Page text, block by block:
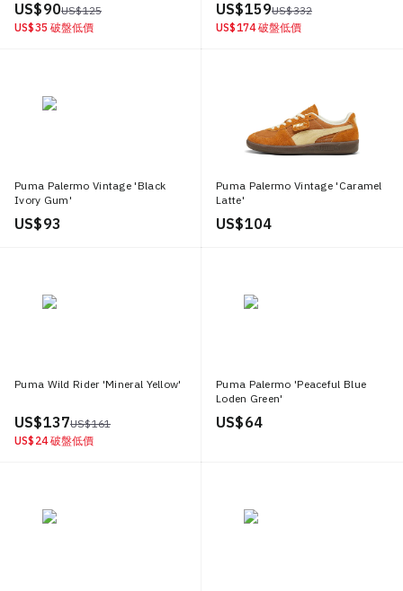
US$ 90US$ 125
US$ 35 破盤低價
US$ 159US$ 332
US$ 174 破盤低價
Puma Palermo Vintage 'Black
Ivory Gum'
US$ 93
Puma Palermo Vintage 'Caramel
Latte'
US$ 104
Puma Wild Rider 'Mineral Yellow'
US$ 137US$ 161
US$ 24 破盤低價
Puma Palermo 'Peaceful Blue
Loden Green'
US$ 64